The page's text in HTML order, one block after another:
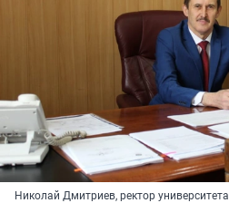
Николай Дмитриев, ректор университета